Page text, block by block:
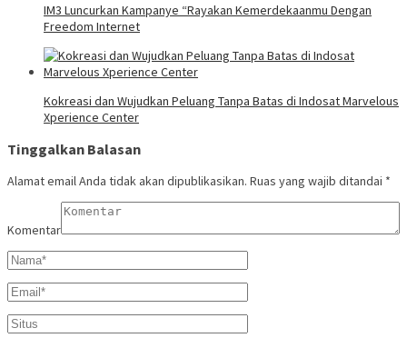
IM3 Luncurkan Kampanye “Rayakan Kemerdekaanmu Dengan
Freedom Internet
Kokreasi dan Wujudkan Peluang Tanpa Batas di Indosat Marvelous
Xperience Center
Tinggalkan Balasan
Alamat email Anda tidak akan dipublikasikan. Ruas yang wajib ditandai *
Komentar